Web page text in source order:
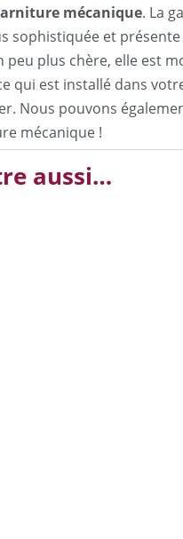
mécanique. La
sophistiquée et
peu plus chère, elle est
qui est installé dans
Nous pouvons
mécanique !
aussi…